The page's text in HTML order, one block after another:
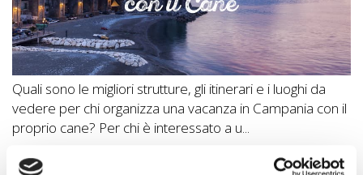
Quali sono le migliori strutture, gli itinerari e i luoghi da
vedere per chi organizza una vacanza in Campania con il
proprio cane? Per chi è interessato a u...
Vedi Regione